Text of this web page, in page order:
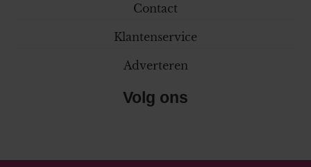
Contact
Klantenservice
Adverteren
Volg ons